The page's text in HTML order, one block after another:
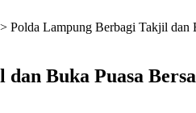
> Polda Lampung Berbagi Takjil dan
Buka Puasa